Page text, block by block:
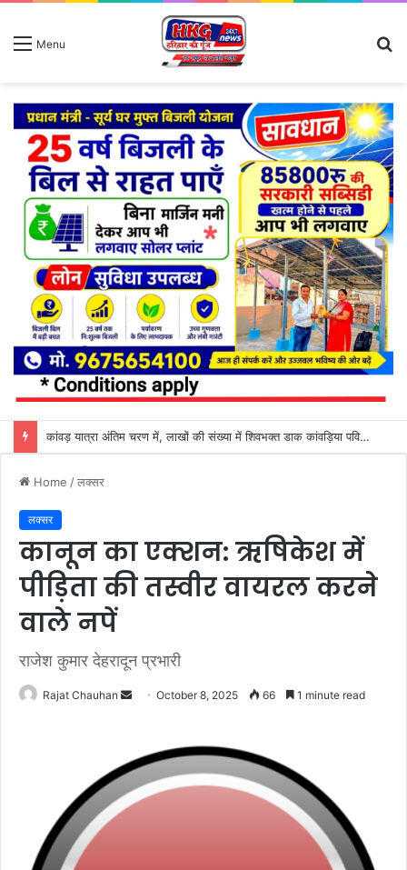
Menu
दक्षदीप, गौरी शंकर, बैरागी कैंप और लालजीवाला में सुचारू जलापूर्ति से शिवभक्तों को बड़ी राहत
Home /लक्सर
लक्सर
कानून का एक्शन: ऋषिकेश में
पीड़िता की तस्वीर वायरल करने
वाले नपें
राजेश कुमार देहरादून प्रभारी
Rajat Chauhan
SendOctober 8, 2025 66 1 minute read